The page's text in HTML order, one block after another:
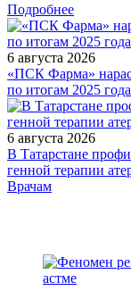
Подробнее
6 августа 2026
«ПСК Фарма»
по итогам 2025 года
6 августа 2026
В Татарстане
генной терапии
/measures/TSikl-
Врачам